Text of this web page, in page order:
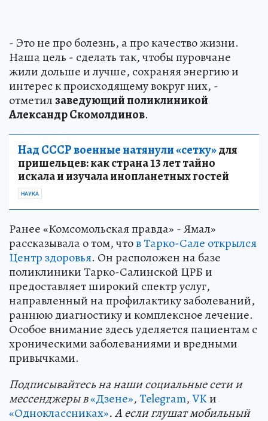
- Это не про болезнь, а про качество жизни.
Наша цель - сделать так, чтобы пуровчане
жили дольше и лучше, сохраняя энергию и
интерес к происходящему вокруг них, -
отметил заведующий поликлиникой
Александр Скомолдинов.
Над СССР военные натянули «сетку»для
пришельцев: как страна 13 лет тайно
искала и изучала инопланетных гостей
НАУКА
Ранее «Комсомольская правда» - Ямал»
рассказывала о том, чтов Тарко-Сале открылся
Центр здоровья. Он расположен на базе
поликлиники Тарко-Салинской ЦРБ и
предоставляет широкий спектр услуг,
направленный на профилактику заболеваний,
раннюю диагностику и комплексное лечение.
Особое внимание здесь уделяется пациентам с
хроническими заболеваниями и вредными
привычками.
Подписывайтесь на наши социальные сети и
мессенджеры в«Дзене»,Telegram,VKи
«Одноклассниках». А если глушат мобильный